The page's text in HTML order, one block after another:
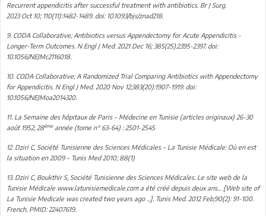
Recurrent appendicitis after successful treatment with antibiotics. Br J Surg.
2023 Oct 10; 110(11):1482-1489. doi: 10.1093/bjs/znad218.
9. CODA Collaborative; Antibiotics versus Appendectomy for Acute Appendicitis -
Longer-Term Outcomes. N Engl J Med. 2021 Dec 16; 385(25):2395-2397. doi:
10.1056/NEJMc2116018.
10. CODA Collaborative; A Randomized Trial Comparing Antibiotics with Appendectomy
for Appendicitis. N Engl J Med. 2020 Nov 12;383(20):1907-1919. doi:
10.1056/NEJMoa2014320.
11. La Semaine des hôpitaux de Paris – Médecine en Tunisie (articles originaux) 26-30
août 1952; 28èmeannée (tome n° 63-64) : 2501-2545
12. Dziri C, Société Tunisienne des Sciences Médicales – La Tunisie Médicale: Où en est
la situation en 2009 – Tunis Med 2010; 88(1)
13. Dziri C, Boukthir S, Société Tunisienne des Sciences Médicales. Le site web de la
Tunisie Médicale www.latunisiemedicale.com a été créé depuis deux ans… [Web site of
La Tunisie Medicale was created two years ago ...]. Tunis Med. 2012 Feb;90(2): 91-100.
French. PMID: 22407619.